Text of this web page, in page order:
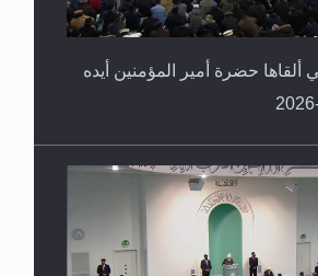
ألقاها حضرة أمير المؤمنين أيده